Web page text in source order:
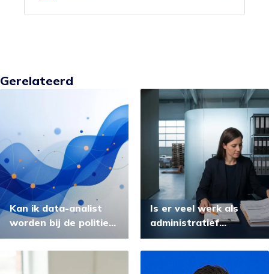
Gerelateerd
Kan ik data-analist
worden bij de politie
als ik geen ervaring
heb?
Is er veel werk als
administratief
medewerker?